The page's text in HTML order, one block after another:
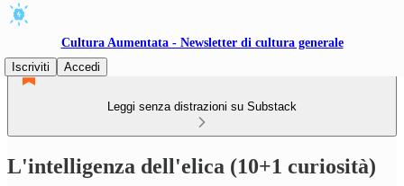
Cultura Aumentata - Newsletter di cultura generale
Iscriviti
Accedi
Leggi senza distrazioni su Substack
L'intelligenza dell'elica (10+1 curiosità)